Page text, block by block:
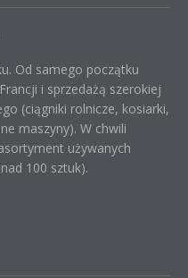
Od samego początku
i sprzedażą szerokiej
(ciągniki rolnicze, kosiarki,
maszyny). W chwili
używanych
100 sztuk).